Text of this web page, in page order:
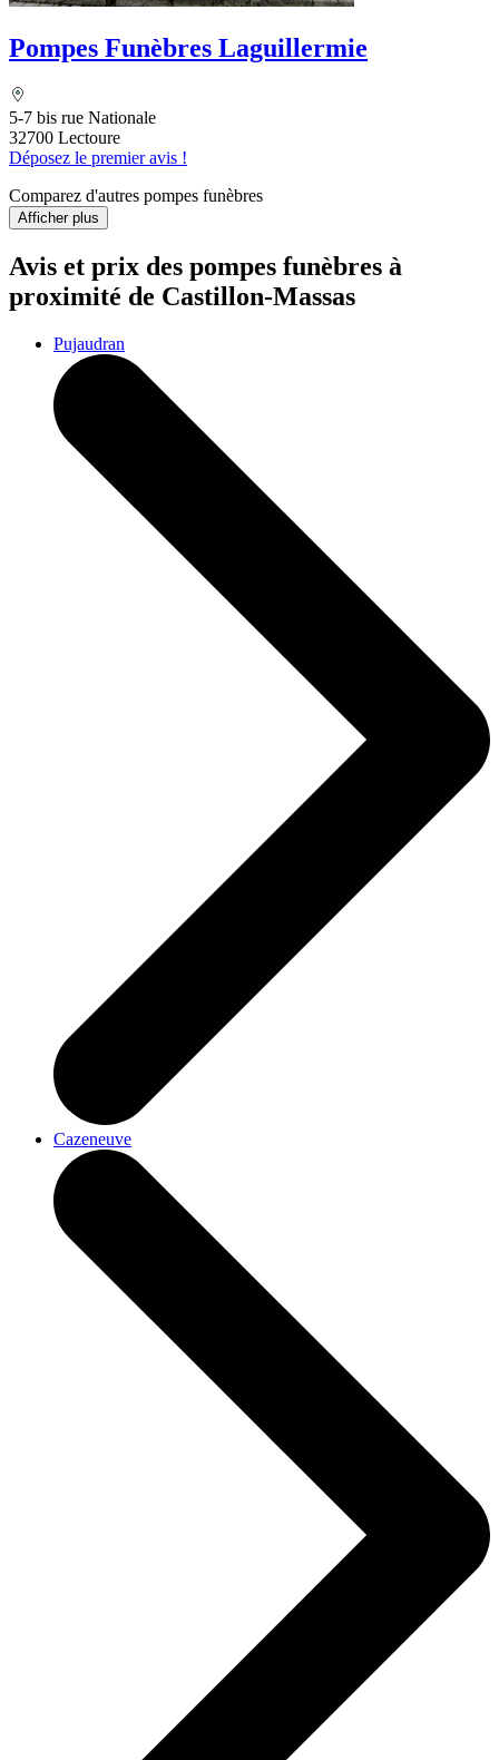
Pompes Funèbres Laguillermie
5-7 bis rue Nationale
32700 Lectoure
Déposez le premier avis !
Comparez d'autres pompes funèbres
Afficher plus
Avis et prix des pompes funèbres à
proximité de Castillon-Massas
Pujaudran
Cazeneuve